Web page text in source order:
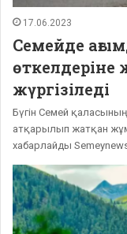
17.06.2023
Семейде
жүргізіледі
Бүгін Семей
атқарылып жатқан
хабарлайды